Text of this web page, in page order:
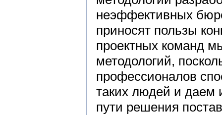
неэффективных
приносят пользы
проектных команд
методологий,
профессионалов
таких людей и даем
пути решения